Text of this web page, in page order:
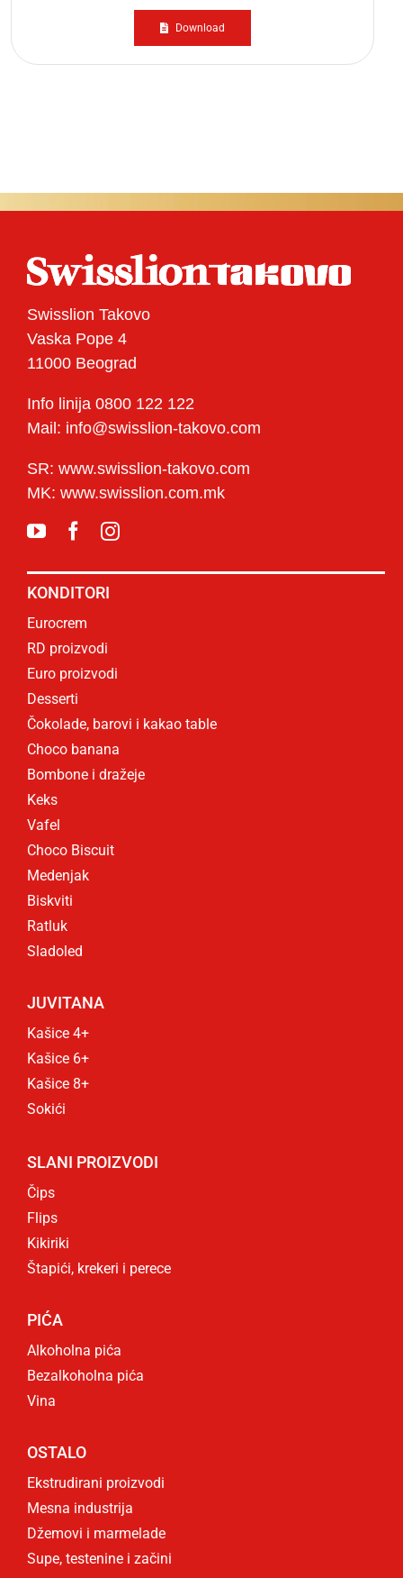
Download
Swisslion Takovo
Vaska Pope 4
11000 Beograd
Info linija 0800 122 122
Mail: info@swisslion-takovo.com
SR: www.swisslion-takovo.com
MK: www.swisslion.com.mk
KONDITORI
Eurocrem
RD proizvodi
Euro proizvodi
Desserti
Čokolade, barovi i kakao table
Choco banana
Bombone i dražeje
Keks
Vafel
Choco Biscuit
Medenjak
Biskviti
Ratluk
Sladoled
JUVITANA
Kašice 4+
Kašice 6+
Kašice 8+
Sokići
SLANI PROIZVODI
Čips
Flips
Kikiriki
Štapići, krekeri i perece
PIĆA
Alkoholna pića
Bezalkoholna pića
Vina
OSTALO
Ekstrudirani proizvodi
Mesna industrija
Džemovi i marmelade
Supe, testenine i začini